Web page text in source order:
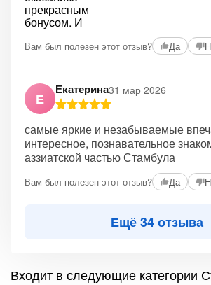
Вам был полезен этот отзыв? Да
Е
Екатерина31 мар 2026
самые яркие и незабываемые
интересное, познавательное
аззиатской частью Стамбула
Вам был полезен этот отзыв? Да
Ещё 34 отзыва
Входит в следующие категории